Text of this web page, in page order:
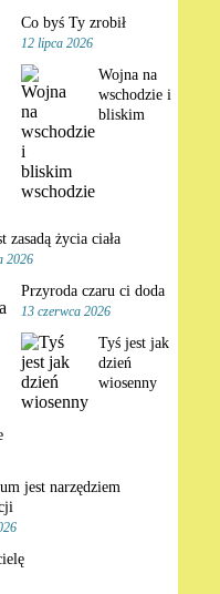
Co byś Ty zrobił
12 lipca 2026
Wojna na
wschodzie i
bliskim
zasadą życia ciała
2026
Przyroda czaru ci doda
13 czerwca 2026
Tyś jest jak
dzień
wiosenny
jest narzędziem